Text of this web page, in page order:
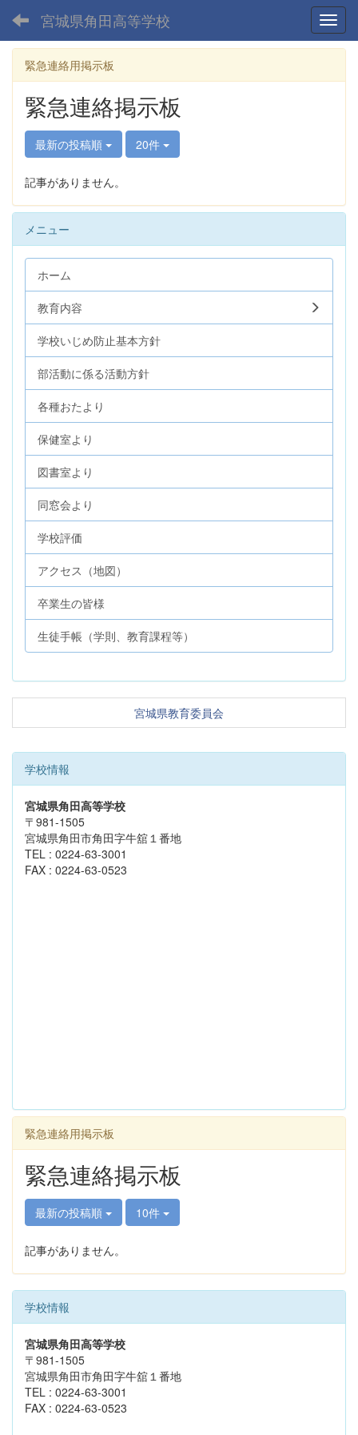
宮城県角田高等学校
緊急連絡用掲示板
緊急連絡掲示板
最新の投稿順 20件
記事がありません。
メニュー
ホーム
教育内容
学校いじめ防止基本方針
部活動に係る活動方針
各種おたより
保健室より
図書室より
同窓会より
学校評価
アクセス（地図）
卒業生の皆様
生徒手帳（学則、教育課程等）
宮城県教育委員会
学校情報
宮城県角田高等学校
〒981-1505
宮城県角田市角田字牛舘１番地
TEL : 0224-63-3001
FAX : 0224-63-0523
緊急連絡用掲示板
緊急連絡掲示板
最新の投稿順 10件
記事がありません。
学校情報
宮城県角田高等学校
〒981-1505
宮城県角田市角田字牛舘１番地
TEL : 0224-63-3001
FAX : 0224-63-0523